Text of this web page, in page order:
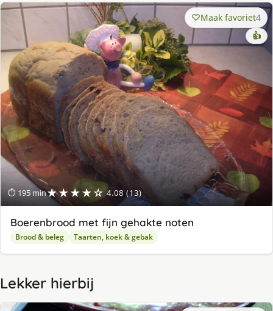
⏱ 195 min★★★★☆ 4.08 (13)
Maak favoriet4
👍
Boerenbrood met fijn gehakte noten
Brood & beleg Taarten, koek & gebak
Lekker hierbij